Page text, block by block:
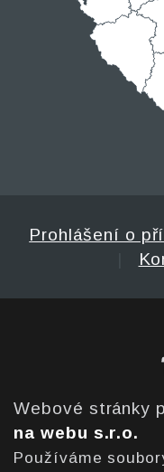
Prohlášení o
Webové stránky
na webu s.r.o.
Používáme